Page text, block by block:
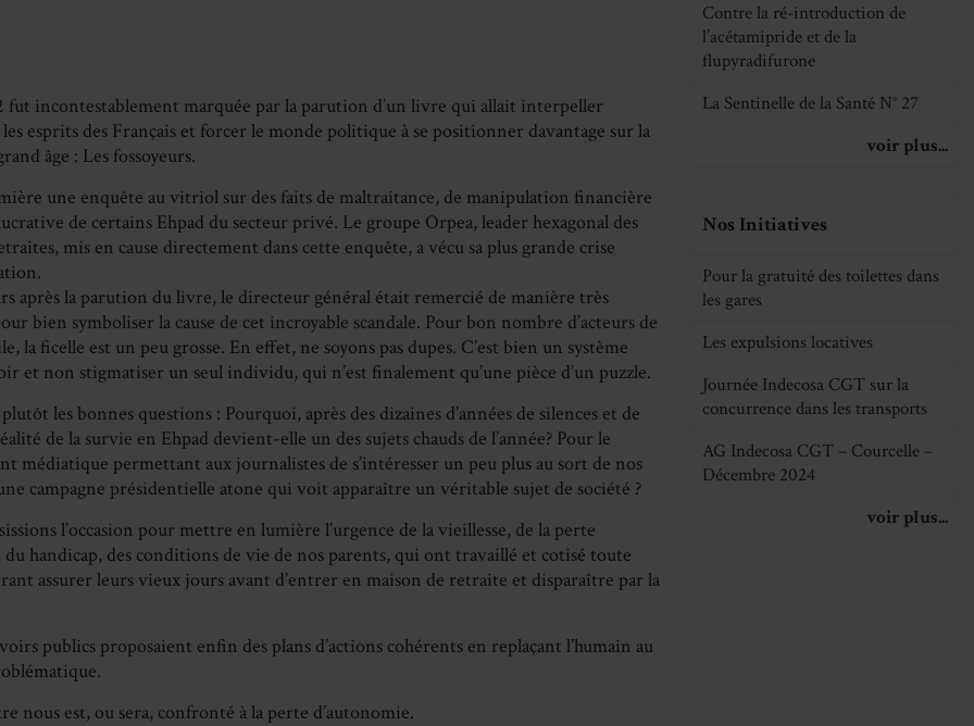
FacebookLinkedInWhatsApp
fut incontestablement marquée par la parution d’un livre qui allait interpeller
esprits des Français et forcer le monde politique à se positionner davantage sur la
âge : Les fossoyeurs.
une enquête au vitriol sur des faits de maltraitance, de manipulation financière
de certains Ehpad du secteur privé. Le groupe Orpea, leader hexagonal des
mis en cause directement dans cette enquête, a vécu sa plus grande crise
après la parution du livre, le directeur général était remercié de manière très
bien symboliser la cause de cet incroyable scandale. Pour bon nombre d’acteurs de
la ficelle est un peu grosse. En effet, ne soyons pas dupes. C’est bien un système
et non stigmatiser un seul individu, qui n’est finalement qu’une pièce d’un puzzle.
les bonnes questions : Pourquoi, après des dizaines d’années de silences et de
de la survie en Ehpad devient-elle un des sujets chauds de l’année? Pour le
médiatique permettant aux journalistes de s’intéresser un peu plus au sort de nos
campagne présidentielle atone qui voit apparaître un véritable sujet de société ?
l’occasion pour mettre en lumière l’urgence de la vieillesse, de la perte
du handicap, des conditions de vie de nos parents, qui ont travaillé et cotisé toute
assurer leurs vieux jours avant d’entrer en maison de retraite et disparaître par la
publics proposaient enfin des plans d’actions cohérents en replaçant l’humain au
nous est, ou sera, confronté à la perte d’autonomie.
Contre la ré-introduction de
l’acétamipride et de la
flupyradifurone
La Sentinelle de la Santé N° 27
voir plus...
Nos Initiatives
Pour la gratuité des toilettes dans
les gares
Les expulsions locatives
Journée Indecosa CGT sur la
concurrence dans les transports
AG Indecosa CGT – Courcelle –
Décembre 2024
voir plus...